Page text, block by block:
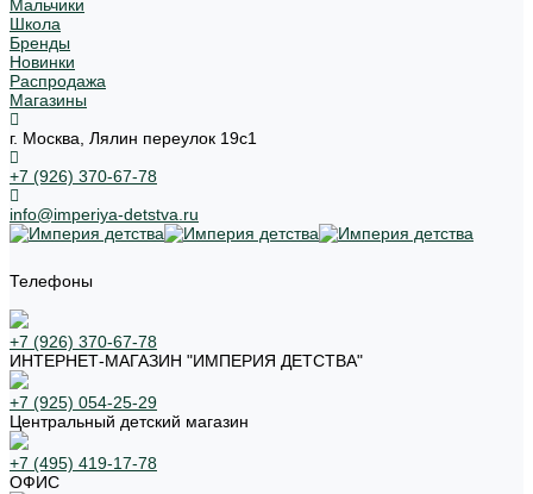
Мальчики
Школа
Бренды
Новинки
Распродажа
Магазины
г. Москва, Лялин переулок 19с1
+7 (926) 370-67-78
info@imperiya-detstva.ru
Телефоны
+7 (926) 370-67-78
ИНТЕРНЕТ-МАГАЗИН "ИМПЕРИЯ ДЕТСТВА"
+7 (925) 054-25-29
Центральный детский магазин
+7 (495) 419-17-78
ОФИС